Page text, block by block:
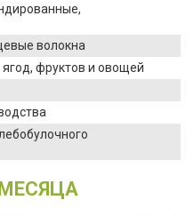
волокна
фруктов и овощей